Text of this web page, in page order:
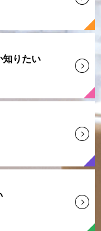
知りたい